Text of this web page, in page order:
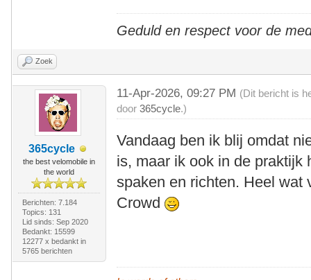
Geduld en respect voor de
Zoek
365cycle
the best velomobile in
the world
Berichten: 7.184
Topics: 131
Lid sinds: Sep 2020
Bedankt: 15599
12277 x bedankt in
5765 berichten
11-Apr-2026, 09:27 PM (Dit bericht is
door365cycle.)
Vandaag ben ik blij omdat
is, maar ik ook in de praktijk
spaken en richten. Heel wat
Crowd